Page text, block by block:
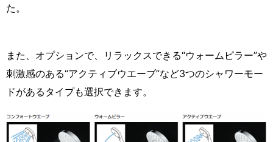
た。
また、オプションで、リラックスできる“ウォームピラー”や
刺激感のある“アクティブウエーブ”など3つのシャワーモー
ドがあるタイプも選択できます。